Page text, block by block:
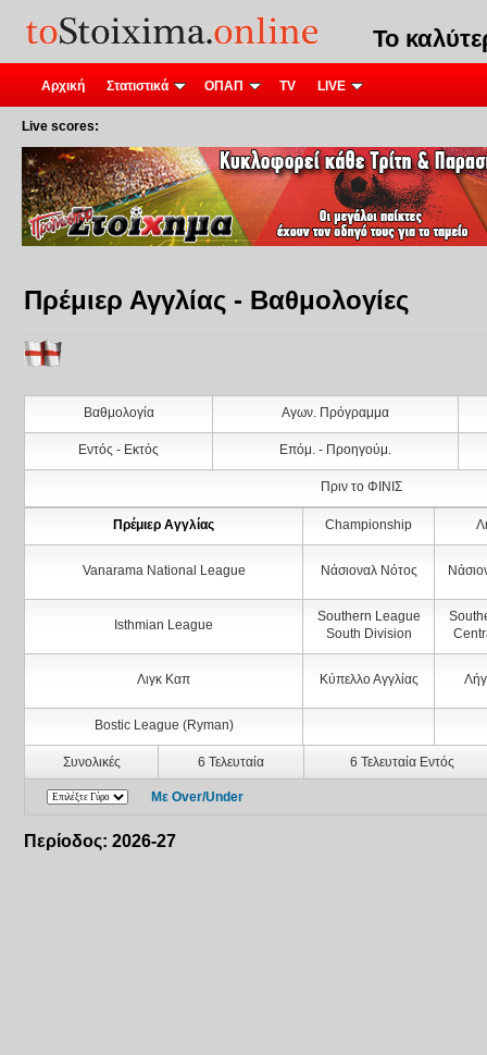
Το
Αρχική Στατιστικά ΟΠΑΠ TV LIVE
Live scores:
Πρέμιερ Αγγλίας - Βαθμολογίες
Βαθμολογία Αγων. Πρόγραμμα
Εντός - Εκτός Επόμ. - Προηγούμ.
Πριν το ΦΙΝΙΣ
Πρέμιερ Αγγλίας Championship
Vanarama National League Νάσιοναλ Νότος
Isthmian League
Southern League
South Division
Λιγκ Καπ Κύπελλο Αγγλίας
Bostic League (Ryman)
Συνολικές 6 Τελευταία 6 Τελευταία Εντός
Με Over/Under
Περίοδος: 2026-27